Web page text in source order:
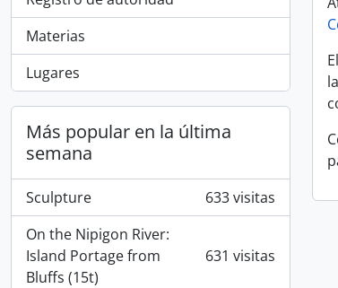
Materias
Lugares
Más popular en la última
semana
Sculpture
633 visitas
On the Nipigon River:
Island Portage from
Bluffs (15t)
631 visitas